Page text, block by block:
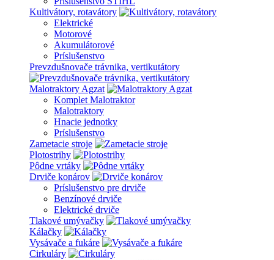
Kultivátory, rotavátory
Elektrické
Motorové
Akumulátorové
Príslušenstvo
Prevzdušnovače trávnika, vertikutátory
Malotraktory Agzat
Komplet Malotraktor
Malotraktory
Hnacie jednotky
Príslušenstvo
Zametacie stroje
Plotostrihy
Pôdne vrtáky
Drviče konárov
Príslušenstvo pre drviče
Benzínové drviče
Elektrické drviče
Tlakové umývačky
Kálačky
Vysávače a fukáre
Cirkuláry